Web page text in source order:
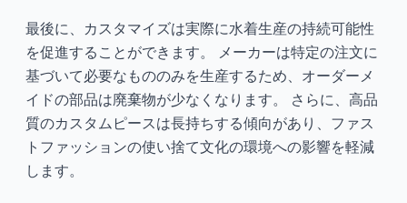
最後に、カスタマイズは実際に水着生産の持続可能性
を促進することができます。 メーカーは特定の注文に
基づいて必要なもののみを生産するため、オーダーメ
イドの部品は廃棄物が少なくなります。 さらに、高品
質のカスタムピースは長持ちする傾向があり、ファス
トファッションの使い捨て文化の環境への影響を軽減
します。